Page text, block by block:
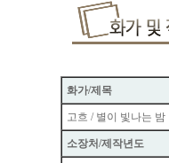
화가/제목
고흐 / 별이 빛나는 밤
소장처/제작년도